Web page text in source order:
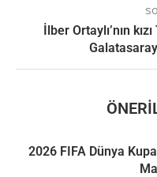
İlber Ortaylı’nın
2026 FIFA Dünya